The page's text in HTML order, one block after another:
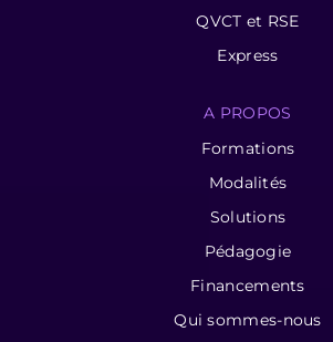
QVCT et RSE
Express
A PROPOS
Formations
Modalités
Solutions
Pédagogie
Financements
Qui sommes-nous